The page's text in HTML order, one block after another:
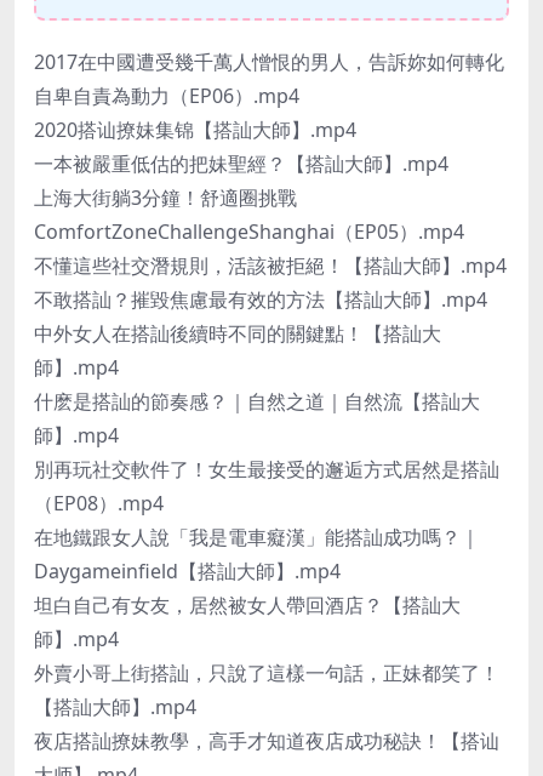
2017在中國遭受幾千萬人憎恨的男人，告訴妳如何轉化
自卑自責為動力（EP06）.mp4
2020搭讪撩妹集锦【搭訕大師】.mp4
一本被嚴重低估的把妹聖經？【搭訕大師】.mp4
上海大街躺3分鐘！舒適圈挑戰
ComfortZoneChallengeShanghai（EP05）.mp4
不懂這些社交潛規則，活該被拒絕！【搭訕大師】.mp4
不敢搭訕？摧毀焦慮最有效的方法【搭訕大師】.mp4
中外女人在搭訕後續時不同的關鍵點！【搭訕大
師】.mp4
什麽是搭訕的節奏感？｜自然之道｜自然流【搭訕大
師】.mp4
別再玩社交軟件了！女生最接受的邂逅方式居然是搭訕
（EP08）.mp4
在地鐵跟女人說「我是電車癡漢」能搭訕成功嗎？｜
Daygameinfield【搭訕大師】.mp4
坦白自己有女友，居然被女人帶回酒店？【搭訕大
師】.mp4
外賣小哥上街搭訕，只說了這樣一句話，正妹都笑了！
【搭訕大師】.mp4
夜店搭訕撩妹教學，高手才知道夜店成功秘訣！【搭讪